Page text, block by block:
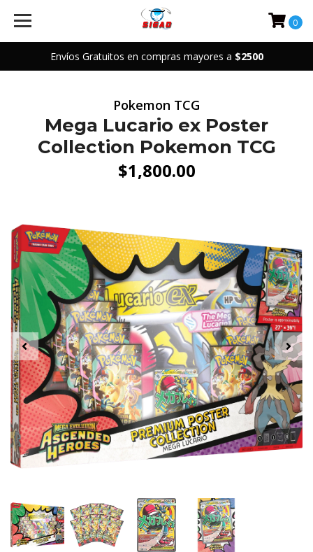
Envíos Gratuitos en compras mayores a $2500
0
Pokemon TCG
Mega Lucario ex Poster
Collection Pokemon TCG
$1,800.00